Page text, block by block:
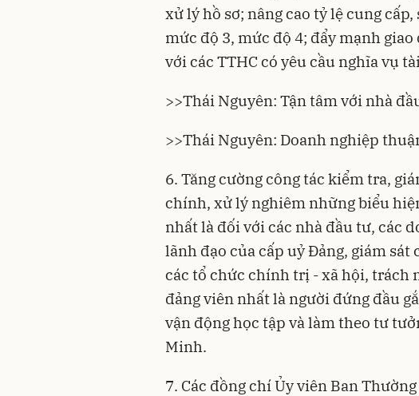
xử lý hồ sơ; nâng cao tỷ lệ cung
mức độ 3, mức độ 4; đẩy mạnh
với các TTHC có yêu cầu nghĩa vụ
>>Thái Nguyên: Tận tâm với nhà
>>Thái Nguyên: Doanh nghiệp
6. Tăng cường công tác kiểm tra,
chính, xử lý nghiêm những biểu
nhất là đối với các nhà đầu tư, các
lãnh đạo của cấp uỷ Đảng, giám sát
các tổ chức chính trị - xã hội, trách
đảng viên nhất là người đứng đầu
vận động học tập và làm theo tư
Minh.
7. Các đồng chí Ủy viên Ban